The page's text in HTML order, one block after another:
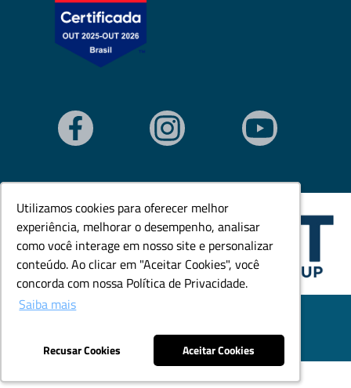
Utilizamos cookies para oferecer melhor
experiência, melhorar o desempenho, analisar
como você interage em nosso site e personalizar
conteúdo. Ao clicar em "Aceitar Cookies", você
concorda com nossa Política de Privacidade.
Saiba mais
Recusar Cookies Aceitar Cookies
Utilizamos cookies para oferecer melhor
experiência, melhorar o desempenho, analisar
como você interage em nosso site e personalizar
conteúdo. Ao clicar em "Aceitar Cookies", você
concorda com nossa Política de Privacidade.
Saiba mais
Recusar Cookies Aceitar Cookies
© Todos os direitos reservados. Goedert Ltda - CNPJ:
Desenvolvido por: Área Local